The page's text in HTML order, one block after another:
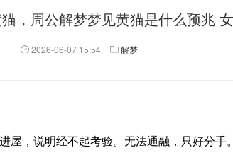
，周公解梦梦见黄猫是什么预兆
2026-06-07 15:54 解梦
屋，说明经不起考验。无法通融，只好分手